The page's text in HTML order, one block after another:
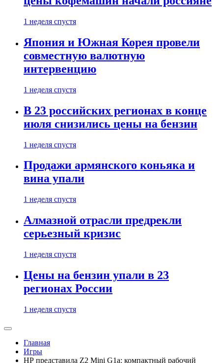
1 неделя спустя
Япония и Южная Корея провели
совместную валютную
интервенцию
1 неделя спустя
В 23 российских регионах в конце
июля снизились цены на бензин
1 неделя спустя
Продажи армянского коньяка и
вина упали
1 неделя спустя
Алмазной отрасли предрекли
серьезный кризис
1 неделя спустя
Цены на бензин упали в 23
регионах России
1 неделя спустя
Главная
Игры
HP представила Z2 Mini G1a: компактный рабочий